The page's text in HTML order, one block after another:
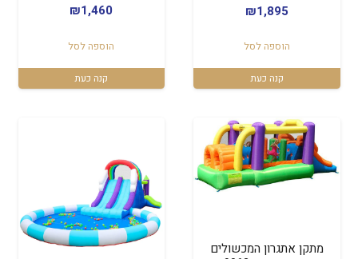
₪1,895
הוספה לסל
קנה כעת
₪1,460
הוספה לסל
קנה כעת
מתקן אתגרון המכשולים